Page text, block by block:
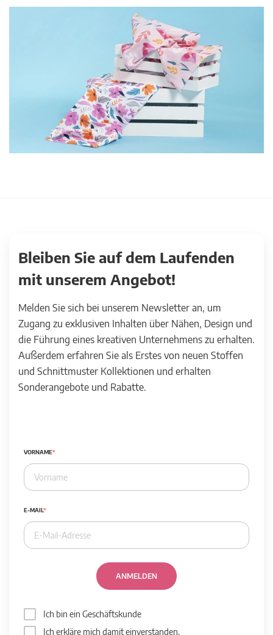
Bleiben Sie auf dem Laufenden
mit unserem Angebot!
Melden Sie sich bei unserem Newsletter an, um
Zugang zu exklusiven Inhalten über Nähen, Design und
die Führung eines kreativen Unternehmens zu erhalten.
Außerdem erfahren Sie als Erstes von neuen Stoffen
und Schnittmuster Kollektionen und erhalten
Sonderangebote und Rabatte.
VORNAME
E-MAIL
ANMELDEN
Ich bin ein Geschäftskunde
Ich erkläre mich damit einverstanden,